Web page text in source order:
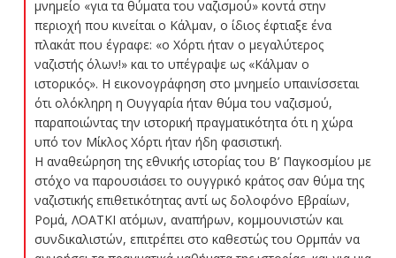
μνημείο «για τα θύματα του ναζισμού» κοντά στην
περιοχή που κινείται ο Κάλμαν, ο ίδιος έφτιαξε ένα
πλακάτ που έγραφε: «ο Χόρτι ήταν ο μεγαλύτερος
ναζιστής όλων!» και το υπέγραψε ως «Κάλμαν ο
ιστορικός». Η εικονογράφηση στο μνημείο υπαινίσσεται
ότι ολόκληρη η Ουγγαρία ήταν θύμα του ναζισμού,
παραποιώντας την ιστορική πραγματικότητα ότι η χώρα
υπό τον Μίκλος Χόρτι ήταν ήδη φασιστική.
Η αναθεώρηση της εθνικής ιστορίας του Β’ Παγκοσμίου με
στόχο να παρουσιάσει το ουγγρικό κράτος σαν θύμα της
ναζιστικής επιθετικότητας αντί ως δολοφόνο Εβραίων,
Ρομά, ΛΟΑΤΚΙ ατόμων, αναπήρων, κομμουνιστών και
συνδικαλιστών, επιτρέπει στο καθεστώς του Ορμπάν να